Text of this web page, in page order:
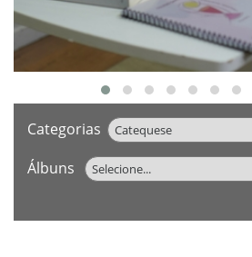
Categorias
Álbuns